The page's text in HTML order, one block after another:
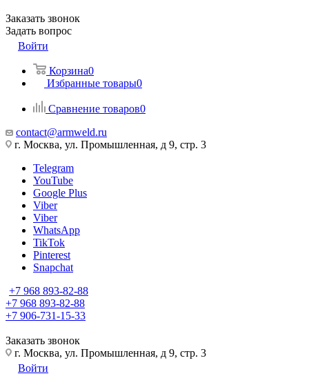
Заказать звонок
Задать вопрос
Войти
Корзина0
Избранные товары0
Сравнение товаров0
contact@armweld.ru
г. Москва, ул. Промышленная, д 9, стр. 3
Telegram
YouTube
Google Plus
Viber
Viber
WhatsApp
TikTok
Pinterest
Snapchat
+7 968 893-82-88
+7 968 893-82-88
+7 906-731-15-33
Заказать звонок
г. Москва, ул. Промышленная, д 9, стр. 3
Войти